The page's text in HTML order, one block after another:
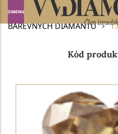
Domů BAREVNÉ
BAREVNÝCH DIAMANTŮ
Kód